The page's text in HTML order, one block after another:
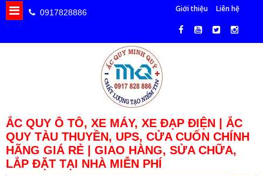
0917828886 Giới thiệu Liên hệ
ẮC QUY Ô TÔ, XE MÁY, XE ĐẠP ĐIỆN | ẮC
QUY TÀU THUYỀN, UPS, CỬA CUỐN CHÍNH
HÃNG GIÁ RẺ | GIAO HÀNG, SỬA CHỮA,
LẮP ĐẶT TẠI NHÀ MIỄN PHÍ